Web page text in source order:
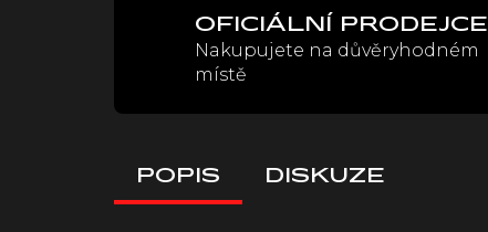
OFICIÁLNÍ PRODEJCE
Nakupujete na důvěryhodném
místě
POPIS DISKUZE